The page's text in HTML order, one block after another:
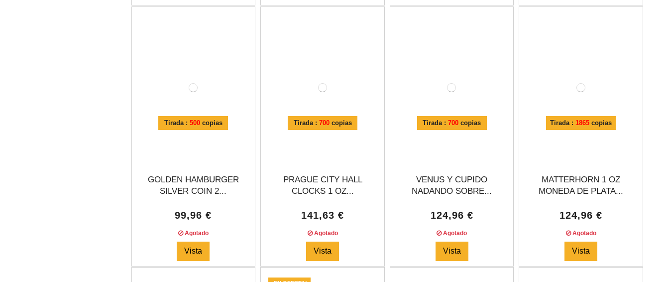
Tirada : 500copias
GOLDEN HAMBURGER
SILVER COIN 2...
99,96 €
Agotado
Vista
Tirada : 700copias
PRAGUE CITY HALL
CLOCKS 1 OZ...
141,63 €
Agotado
Vista
Tirada :700 copias
VENUS Y CUPIDO
NADANDO SOBRE...
124,96 €
Agotado
Vista
Tirada :1865 copias
MATTERHORN 1 OZ
MONEDA DE PLATA...
124,96 €
Agotado
Vista